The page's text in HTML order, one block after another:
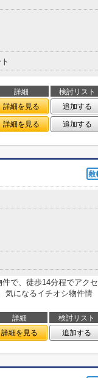
詳細
検討リスト
詳細を見る
追加する
詳細を見る 追加する
で、徒歩14分程でアクセ
気になるイチオシ物件情
詳細
検討リスト
詳細を見る 追加する